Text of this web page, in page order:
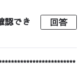
認でき
回答